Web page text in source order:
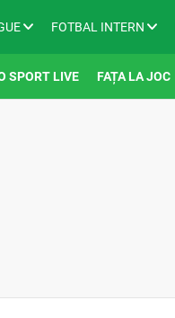
FOTBAL INTERN
SPORT LIVE FAȚA LA JOC